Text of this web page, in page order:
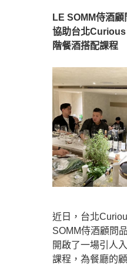
LE SOMM侍酒
協助台北
階餐酒搭配課程​​​​​​​
近日，台北
SOMM侍酒顧問
開啟了一場引人
課程，為餐廳的